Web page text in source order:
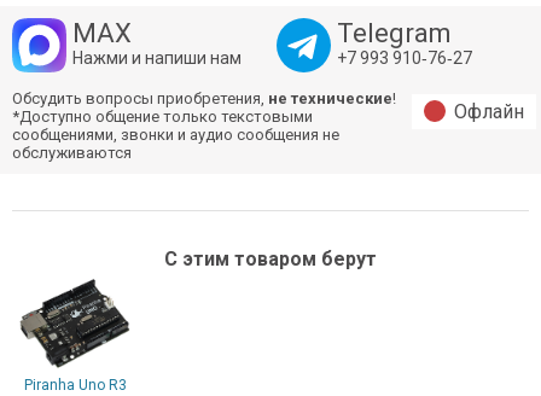
MAX
Нажми и напиши нам
Telegram
+7 993 910‑76‑27
Обсудить вопросы приобретения, не технические!
*Доступно общение только текстовыми
сообщениями, звонки и аудио сообщения не
обслуживаются
Офлайн
С этим товаром берут
Piranha Uno R3